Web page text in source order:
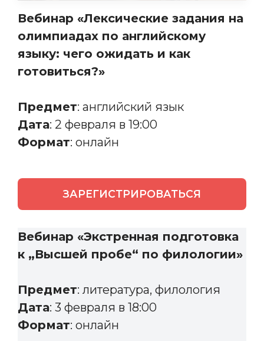
Вебинар «Лексические задания на
олимпиадах по английскому
языку: чего ожидать и как
готовиться?»
Предмет: английский язык
Дата: 2 февраля в 19:00
Формат: онлайн
ЗАРЕГИСТРИРОВАТЬСЯ
Вебинар «Экстренная подготовка
к „Высшей пробе“ по филологии»
Предмет: литература, филология
Дата: 3 февраля в 18:00
Формат: онлайн